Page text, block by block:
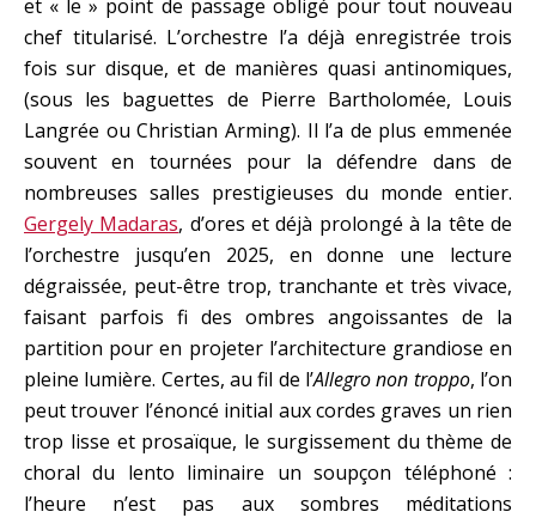
et « le » point de passage obligé pour tout nouveau
chef titularisé. L’orchestre l’a déjà enregistrée trois
fois sur disque, et de manières quasi antinomiques,
(sous les baguettes de Pierre Bartholomée, Louis
Langrée ou Christian Arming). Il l’a de plus emmenée
souvent en tournées pour la défendre dans de
nombreuses salles prestigieuses du monde entier.
Gergely Madaras, d’ores et déjà prolongé à la tête de
l’orchestre jusqu’en 2025, en donne une lecture
dégraissée, peut-être trop, tranchante et très vivace,
faisant parfois fi des ombres angoissantes de la
partition pour en projeter l’architecture grandiose en
pleine lumière. Certes, au fil de l’Allegro non troppo, l’on
peut trouver l’énoncé initial aux cordes graves un rien
trop lisse et prosaïque, le surgissement du thème de
choral du lento liminaire un soupçon téléphoné :
l’heure n’est pas aux sombres méditations